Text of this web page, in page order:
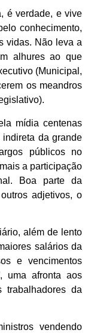
é verdade, e vive
conhecimento,
vidas. Não leva a
alhures ao que
(Municipal,
os meandros
mídia centenas
da grande
públicos no
a participação
Boa parte da
adjetivos, o
além de lento
salários da
e vencimentos
uma afronta aos
trabalhadores da
vendendo